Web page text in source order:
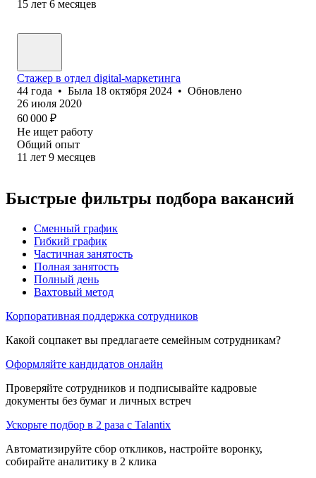
15 лет 6 месяцев
Стажер в отдел digital-маркетинга
44 года • Была 18 октября 2024 • Обновлено
26 июля 2020
60 000 ₽
Не ищет работу
Общий опыт
11 лет 9 месяцев
Быстрые фильтры подбора вакансий
Сменный график
Гибкий график
Частичная занятость
Полная занятость
Полный день
Вахтовый метод
Корпоративная поддержка сотрудников
Какой соцпакет вы предлагаете семейным сотрудникам?
Оформляйте кандидатов онлайн
Проверяйте сотрудников и подписывайте кадровые
документы без бумаг и личных встреч
Ускорьте подбор в 2 раза с Talantix
Автоматизируйте сбор откликов, настройте воронку,
собирайте аналитику в 2 клика